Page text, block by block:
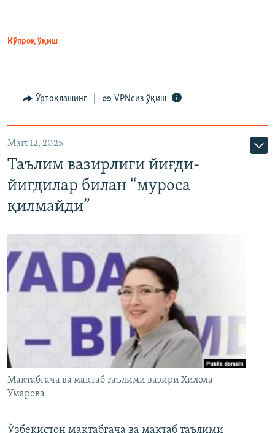
Кўпроқ ўқиш
Ўртоқлашинг VPNсиз ўқиш
Mart 12, 2025
Таълим вазирлиги йиғди-
йиғдилар билан “муроса
қилмайди”
Мактабгача ва мактаб таълими вазири Ҳилола
Умарова
Ўзбекистон мактабгача ва мактаб таълими